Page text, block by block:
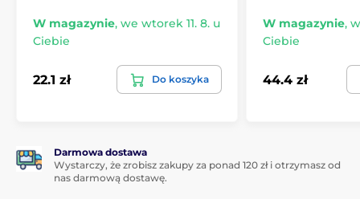
W magazynie, we wtorek 11. 8. u
Ciebie
22.1 zł Do koszyka
W magazynie,
Ciebie
44.4 zł
Darmowa dostawa
Wystarczy, że zrobisz zakupy za ponad 120 zł i otrzymasz od
nas darmową dostawę.